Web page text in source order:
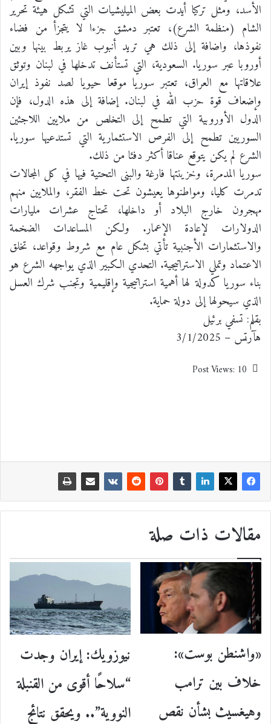
الأسد، ومثل تركيا أيدت بعض الميليشيات التي تشكل هيئة تحرير
الشام (منظمة الشرع)، تعتبر دمشق جزءا لا يتجزأ من فضاء
نفوذها، واضافة إلى ذلك هي تريد أنبوب غاز يربط بينها وبين
أوروبا عبر سوريا. السعودية، التي تستأنف تدخلها في لبنان وتوثق
علاقاتها مع العراق، تعتبر سوريا موقعا حيويا لصد نفوذ إيران
وإضعاف قوة حزب الله في لبنان. إضافة إلى هذه الدول، فإن
الدول الأوروبية التي تطمح إلى التخلص من ملايين اللاجئين
السوريين تطمح إلى الفرص الاستثمارية التي تستدعيها سوريا.
الشرع لم يكن يتوقع عناقا أكثر دفئا من ذلك.
سوريا المدمرة، وخزينتها فارغة والبنى التحتية فيها في كل المجالات
تدمرت كليا، ومواطنوها يعيشون تحت خط الفقر، والملايين منهم
مهجرون خارج البلاد أو داخلها، تحتاج عشرات مليارات
الدولارات لإعادة الإعمار. ولكن المساعدات الضخمة
والاستثمارات الأجنبية تأتي بشكل عام مع شروط وقواعد، تخلق
الاعتماد وتملي الاستراتيجية. التحدي الكبير الذي يواجهه الشرع هو
بناء سوريا كدولة لها أهمية استراتيجية وإقليمية وتجنب شرك العسل
الذي سيحولها إلى دولة حماية.
بقلم: تسفي برئيل
هآرتس – 3/1/2025
Post Views: 10
مقالات ذات صلة
«واشنطن بوست»:
خلاف بين ترامب
وهيغسيث بشأن نقص
نيوزويك: إيران وجدت
“سلاحًا أقوى من القنبلة
النووية”.. ويحقق نتائج